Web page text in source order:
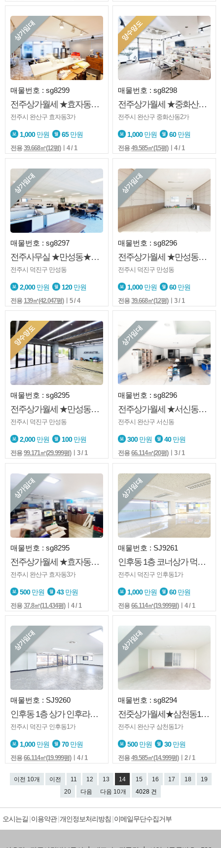
상가임대
매물번호 : sg8299
전주상가월세 ★효자동3가★1층끔★깔끔★판매업등★코너상가
전주시 완산구 효자동3가
1,000만원 65만원
전용39.668㎡(12평)ㅣ4 / 1
양수양도
매물번호 : sg8298
전주상가월세 ★중화산동2가★1층★미용업★양수양도★권리금 有★내부화장실
전주시 완산구 중화산동2가
1,000만원 60만원
전용49.585㎡(15평)ㅣ4 / 1
상가임대
매물번호 : sg8297
전주사무실 ★만성동★사무실★시스템에어컨★법원앞
전주시 덕진구 만성동
2,000만원 120만원
전용 139㎡(42.047평)ㅣ5 / 4
상가임대
매물번호 : sg8296
전주상가월세 ★만성동★도로변★1층
전주시 덕진구 만성동
1,000만원 60만원
전용39.668㎡(12평)ㅣ3 / 1
양수양도
매물번호 : sg8295
전주상가월세 ★만성동★자동용품점★랩핑관련시설★주차가능★권리금 有★폴딩도어
전주시 덕진구 만성동
2,000만원 100만원
전용99.171㎡(29.999평)ㅣ3 / 1
상가임대
매물번호 : sg8296
전주상가월세 ★서신동★1층★소매점★사무실★미용업등
전주시 완산구 서신동
300만원 40만원
전용66.114㎡(20평)ㅣ3 / 1
상가임대
매물번호 : sg8295
전주상가월세 ★효자동3가★1층★가성비굿★내부화장실★주차가능
전주시 완산구 효자동3가
500만원 43만원
전용37.8㎡(11.434평)ㅣ4 / 1
상가임대
매물번호 : SJ9261
인후동 1층 코너상가 먹자골목 인근 노출좋은자리
전주시 덕진구 인후동1가
1,000만원 60만원
전용66.114㎡(19.999평)ㅣ4 / 1
상가임대
매물번호 : SJ9260
인후동 1층 상가 인후라비온드 생활권 다양한업종 가능
전주시 덕진구 인후동1가
1,000만원 70만원
전용66.114㎡(19.999평)ㅣ4 / 1
상가임대
매물번호 : sg8294
전줏상가월세★삼천동1가★가성비굿★사무실.★소매점★내부화장실★내부방
전주시 완산구 삼천동1가
500만원 30만원
전용49.585㎡(14.999평)ㅣ2 / 1
이전 10개 이전 11 12 13 14 15 16 17 18
19
20
다음 다음 10개 4028 건
오시는길 이용약관 개인정보처리방침 이메일무단수집거부